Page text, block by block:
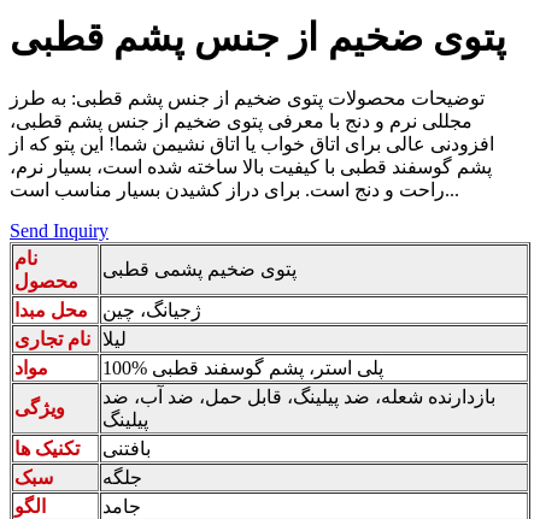
پتوی ضخیم از جنس پشم قطبی
توضیحات محصولات پتوی ضخیم از جنس پشم قطبی: به طرز
مجللی نرم و دنج با معرفی پتوی ضخیم از جنس پشم قطبی،
افزودنی عالی برای اتاق خواب یا اتاق نشیمن شما! این پتو که از
پشم گوسفند قطبی با کیفیت بالا ساخته شده است، بسیار نرم،
راحت و دنج است. برای دراز کشیدن بسیار مناسب است...
Send Inquiry
نام
محصول
پتوی ضخیم پشمی قطبی
محل مبدا
ژجیانگ، چین
نام تجاری لیلا
مواد
100% پلی استر، پشم گوسفند قطبی
ویژگی
بازدارنده شعله، ضد پیلینگ، قابل حمل، ضد آب، ضد
پیلینگ
تکنیک ها
بافتنی
سبک
جلگه
الگو
جامد